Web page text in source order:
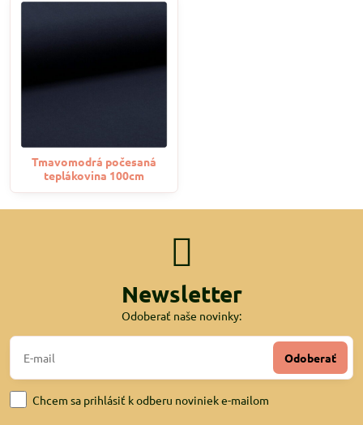
Tmavomodrá počesaná
teplákovina 100cm
Newsletter
Odoberať naše novinky:
Odoberať
Chcem sa prihlásiť k odberu noviniek e-mailom